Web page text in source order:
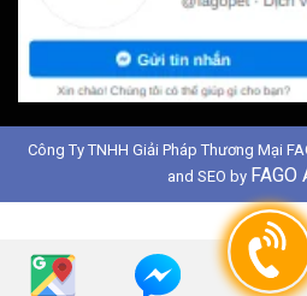
Công Ty TNHH Giải Pháp Thương Mại
and SEO by FAGO